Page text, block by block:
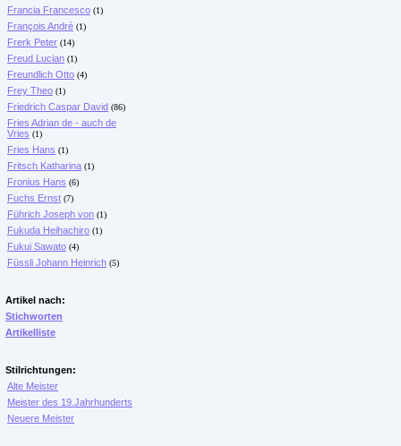
Francia Francesco (1)
François André (1)
Frerk Peter (14)
Freud Lucian (1)
Freundlich Otto (4)
Frey Theo (1)
Friedrich Caspar David (86)
Fries Adrian de - auch de
Vries (1)
Fries Hans (1)
Fritsch Katharina (1)
Fronius Hans (6)
Fuchs Ernst (7)
Führich Joseph von (1)
Fukuda Heihachiro (1)
Fukui Sawato (4)
Füssli Johann Heinrich (5)
Artikel nach:
Stichworten
Artikelliste
Stilrichtungen:
Alte Meister
Meister des 19.Jahrhunderts
Neuere Meister